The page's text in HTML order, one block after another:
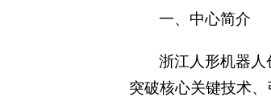
一、中心简介
浙江人形机器
突破核心关键技术